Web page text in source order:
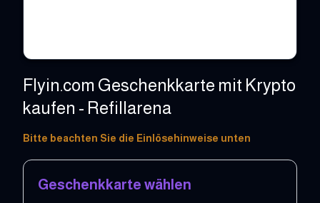
Flyin.com Geschenkkarte mit Krypto
kaufen - Refillarena
27 - 136 USD
Bitte beachten Sie die Einlösehinweise unten
Geschenkkarte wählen